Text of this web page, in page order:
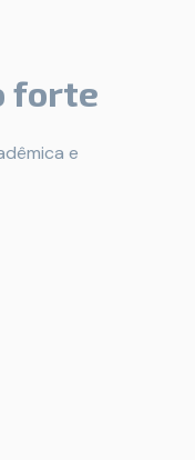
forte
e